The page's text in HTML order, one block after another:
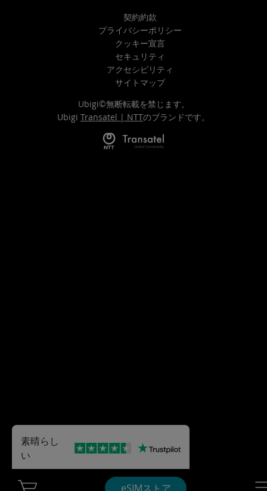
eSIMストア
契約約款
プライバシーポリシー
クッキー宣言
セキュリティ
アクセシビリティ
サイトマップ
Ubigi©無断転載を禁じます。
Ubigi Transatel | NTTのブランドです。
素晴らし
い